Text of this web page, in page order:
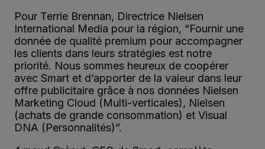
Pour Terrie Brennan, Directrice Nielsen
International Media pour la région, “Fournir une
donnée de qualité premium pour accompagner
les clients dans leurs stratégies est notre
priorité. Nous sommes heureux de coopérer
avec Smart et d’apporter de la valeur dans leur
offre publicitaire grâce à nos données Nielsen
Marketing Cloud (Multi-verticales), Nielsen
(achats de grande consommation) et Visual
DNA (Personnalités)”.